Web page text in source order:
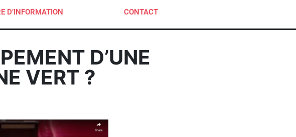
D’INFORMATION CONTACT
D’UNE
VERT ?